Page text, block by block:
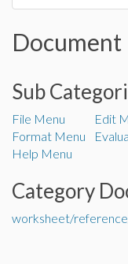
Sub
File Menu Edit
Format Menu
Help Menu
Category
worksheet/